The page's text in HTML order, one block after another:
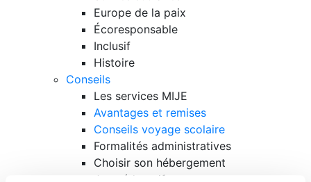
Europe de la paix
Écoresponsable
Inclusif
Histoire
Conseils
Les services MIJE
Avantages et remises
Conseils voyage scolaire
Formalités administratives
Choisir son hébergement
Jeux éducatifs